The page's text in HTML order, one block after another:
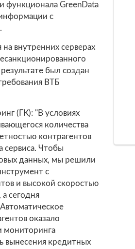
функционала GreenData
с
внутренних серверах
был создан
ВТБ
(ГК): "В условиях
количества
контрагентов
сервиса. Чтобы
данных, мы решили
с
и высокой скоростью
сегодня
оказало
мониторинга
вынесения кредитных